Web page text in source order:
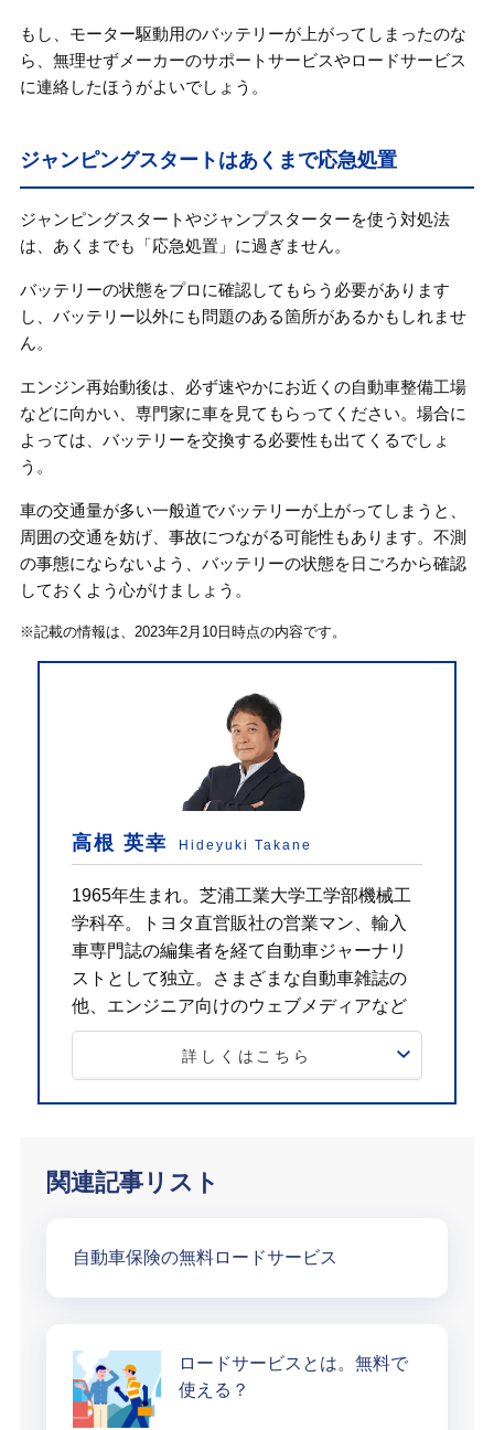
もし、モーター駆動用のバッテリーが上がってしまったのな
ら、無理せずメーカーのサポートサービスやロードサービス
に連絡したほうがよいでしょう。
ジャンピングスタートはあくまで応急処置
ジャンピングスタートやジャンプスターターを使う対処法
は、あくまでも「応急処置」に過ぎません。
バッテリーの状態をプロに確認してもらう必要があります
し、バッテリー以外にも問題のある箇所があるかもしれませ
ん。
エンジン再始動後は、必ず速やかにお近くの自動車整備工場
などに向かい、専門家に車を見てもらってください。場合に
よっては、バッテリーを交換する必要性も出てくるでしょ
う。
車の交通量が多い一般道でバッテリーが上がってしまうと、
周囲の交通を妨げ、事故につながる可能性もあります。不測
の事態にならないよう、バッテリーの状態を日ごろから確認
しておくよう心がけましょう。
※記載の情報は、2023年2月10日時点の内容です。
高根 英幸 Hideyuki Takane
1965年生まれ。芝浦工業大学工学部機械工
学科卒。トヨタ直営販社の営業マン、輸入
車専門誌の編集者を経て自動車ジャーナリ
ストとして独立。さまざまな自動車雑誌の
他、エンジニア向けのウェブメディアなど
に寄稿している。
近著に『電気自動車用パワーユニットの必
ーン編』（日経BP社）がある。
詳しくはこちら
関連記事リスト
自動車保険の無料ロードサービス
ロードサービスとは。無料で
使える？